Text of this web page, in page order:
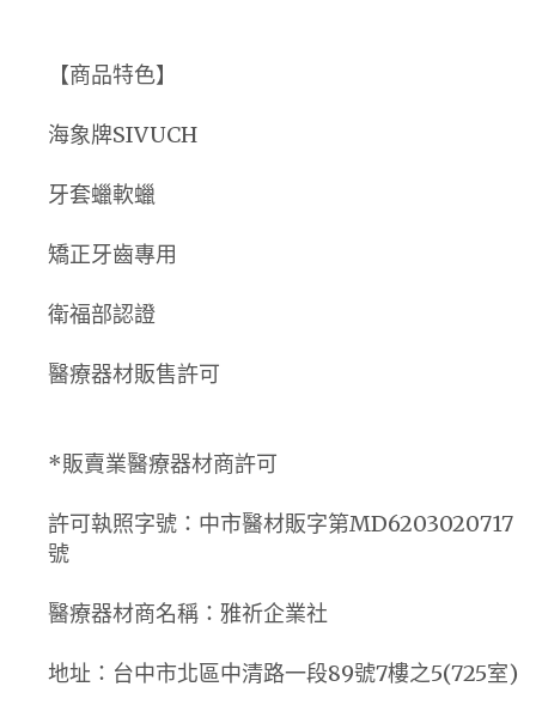
【商品特色】
海象牌SIVUCH
牙套蠟軟蠟
矯正牙齒專用
衛福部認證
醫療器材販售許可
*販賣業醫療器材商許可
許可執照字號：中市醫材販字第MD6203020717
號
醫療器材商名稱：雅祈企業社
地址：台中市北區中清路一段89號7樓之5(725室)